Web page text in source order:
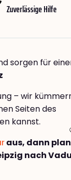
Zuverlässige Hilfe
sorgen für
– wir
Seiten des
kannst.
aus, dann
nach